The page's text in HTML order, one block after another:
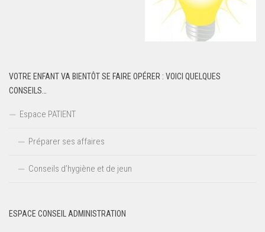
VOTRE ENFANT VA BIENTÔT SE FAIRE OPÉRER : VOICI QUELQUES
CONSEILS…
Espace PATIENT
Préparer ses affaires
Conseils d’hygiène et de jeun
ESPACE CONSEIL ADMINISTRATION